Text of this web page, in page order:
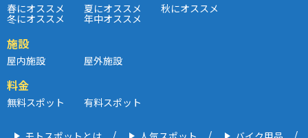
春にオススメ 夏にオススメ 秋にオススメ
冬にオススメ 年中オススメ
施設
屋内施設 屋外施設
料金
無料スポット 有料スポット